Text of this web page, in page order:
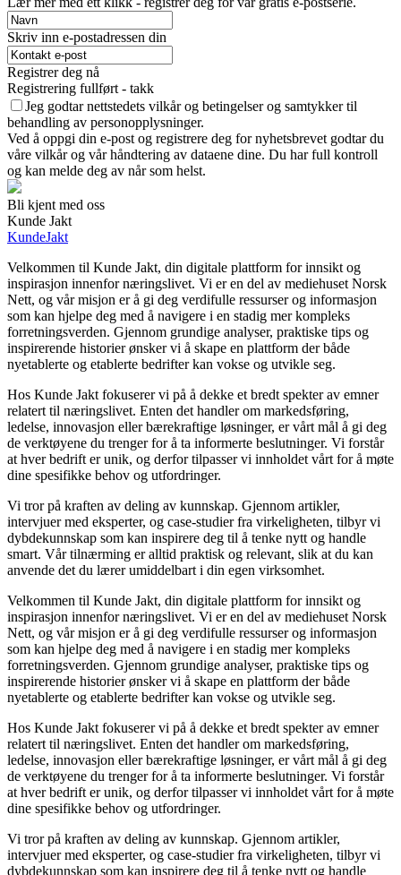
Skriv inn e-postadressen din
Registrer deg nå
Registrering fullført - takk
Jeg godtar nettstedets vilkår og betingelser og samtykker til
behandling av personopplysninger.
Ved å oppgi din e-post og registrere deg for nyhetsbrevet godtar du
våre vilkår og vår håndtering av dataene dine. Du har full kontroll
og kan melde deg av når som helst.
Bli kjent med oss
Kunde Jakt
KundeJakt
Velkommen til Kunde Jakt, din digitale plattform for innsikt og
inspirasjon innenfor næringslivet. Vi er en del av mediehuset Norsk
Nett, og vår misjon er å gi deg verdifulle ressurser og informasjon
som kan hjelpe deg med å navigere i en stadig mer kompleks
forretningsverden. Gjennom grundige analyser, praktiske tips og
inspirerende historier ønsker vi å skape en plattform der både
nyetablerte og etablerte bedrifter kan vokse og utvikle seg.
Hos Kunde Jakt fokuserer vi på å dekke et bredt spekter av emner
relatert til næringslivet. Enten det handler om markedsføring,
ledelse, innovasjon eller bærekraftige løsninger, er vårt mål å gi deg
de verktøyene du trenger for å ta informerte beslutninger. Vi forstår
at hver bedrift er unik, og derfor tilpasser vi innholdet vårt for å møte
dine spesifikke behov og utfordringer.
Vi tror på kraften av deling av kunnskap. Gjennom artikler,
intervjuer med eksperter, og case-studier fra virkeligheten, tilbyr vi
dybdekunnskap som kan inspirere deg til å tenke nytt og handle
smart. Vår tilnærming er alltid praktisk og relevant, slik at du kan
anvende det du lærer umiddelbart i din egen virksomhet.
Velkommen til Kunde Jakt, din digitale plattform for innsikt og
inspirasjon innenfor næringslivet. Vi er en del av mediehuset Norsk
Nett, og vår misjon er å gi deg verdifulle ressurser og informasjon
som kan hjelpe deg med å navigere i en stadig mer kompleks
forretningsverden. Gjennom grundige analyser, praktiske tips og
inspirerende historier ønsker vi å skape en plattform der både
nyetablerte og etablerte bedrifter kan vokse og utvikle seg.
Hos Kunde Jakt fokuserer vi på å dekke et bredt spekter av emner
relatert til næringslivet. Enten det handler om markedsføring,
ledelse, innovasjon eller bærekraftige løsninger, er vårt mål å gi deg
de verktøyene du trenger for å ta informerte beslutninger. Vi forstår
at hver bedrift er unik, og derfor tilpasser vi innholdet vårt for å møte
dine spesifikke behov og utfordringer.
Vi tror på kraften av deling av kunnskap. Gjennom artikler,
intervjuer med eksperter, og case-studier fra virkeligheten, tilbyr vi
dybdekunnskap som kan inspirere deg til å tenke nytt og handle